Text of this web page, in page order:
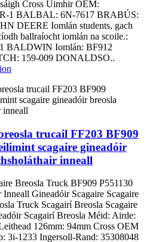
Cross Uimhir OEM:
1 BALBAL: 6N-7617 BRABÚS:
DEERE Iomlán students, gach
ballraíocht iomlán na scoile.:
BALDWIN Iomlán: BF912
159-009 DONALDSO..
trucail FF203 BF909
scagaire gineadóir
inneall
Breosla Truck BF909 P551130
Inneall Gineadóir Scagaire Scagaire
Truck Scagairí Breosla Scagaire
Scagairí Breosla Méid: Airde:
126mm: 94mm Cross OEM
3i-1233 Ingersoll-Rand: 35308048